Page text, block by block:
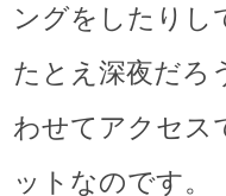
ングをしたりし
たとえ深夜だろ
わせてアクセス
ットなのです。